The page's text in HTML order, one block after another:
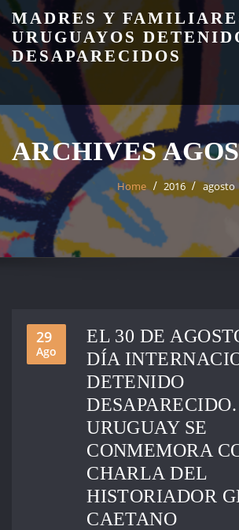
Skip
content
MADRES Y
URUGUAYOS
DESAPARECIDOS
ARCHIVES
Home 2016 agosto
29
Ago
EL 30 DE
DÍA
DETENIDO
URUGUAY SE
CONMEMORA
CHARLA DEL
HISTORIADOR
CAETANO